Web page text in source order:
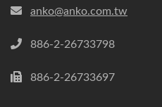
anko@anko.com.tw
886-2-26733798
886-2-26733697